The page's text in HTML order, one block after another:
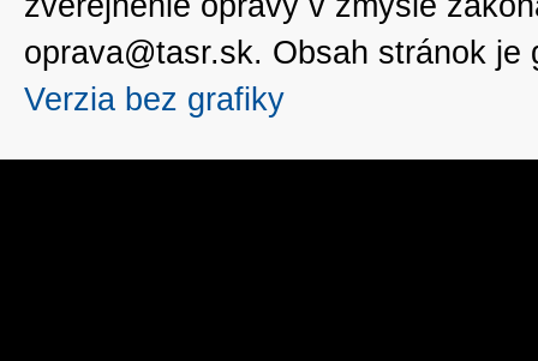
oprava@tasr.sk. Obsah stránok
Verzia bez grafiky